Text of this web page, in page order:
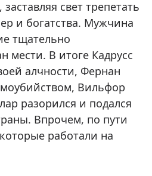
свет трепетать
и богатства. Мужчина
тщательно
мести. В итоге Кадрусс
алчности, Фернан
Вильфор
разорился и подался
Впрочем, по пути
работали на